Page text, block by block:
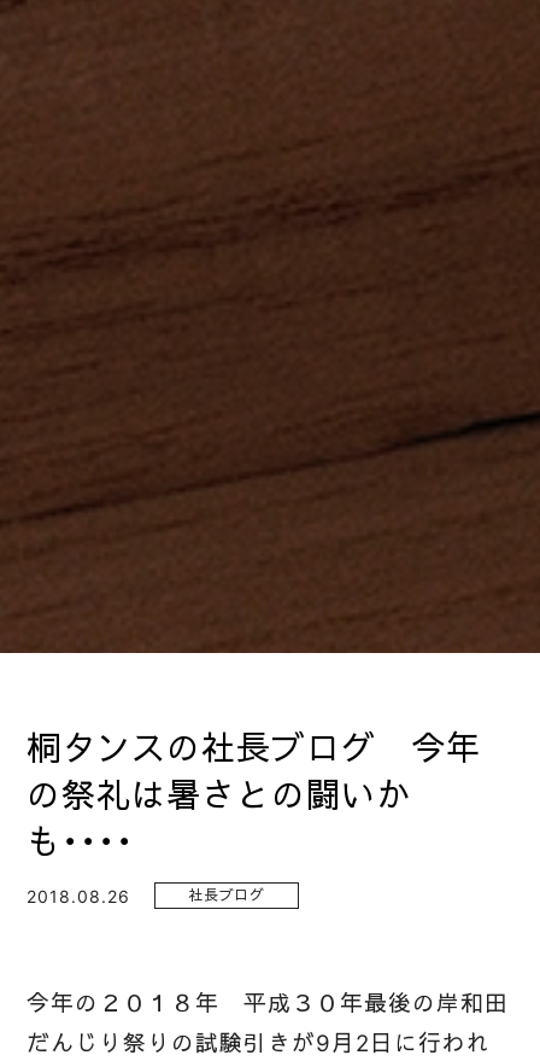
桐タンスの社長ブログ 今年
の祭礼は暑さとの闘いか
も・・・・
2018.08.26 社長ブログ
今年の２０１８年 平成３０年最後の岸和田
だんじり祭りの試験引きが9月2日に行われ